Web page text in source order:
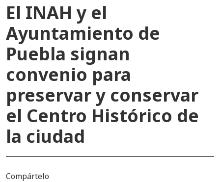
El INAH y el
Ayuntamiento de
Puebla signan
convenio para
preservar y conservar
el Centro Histórico de
la ciudad
Compártelo